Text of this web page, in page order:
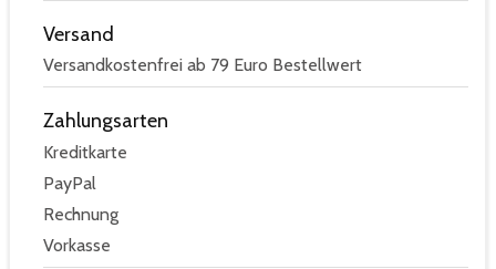
Versand
Versandkostenfrei ab 79 Euro Bestellwert
Zahlungsarten
Kreditkarte
PayPal
Rechnung
Vorkasse